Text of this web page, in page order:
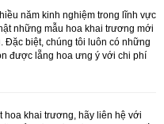
năm kinh nghiệm trong lĩnh vực
những mẫu hoa khai trương mới
Đặc biệt, chúng tôi luôn có những
được lẵng hoa ưng ý với chi phí
hoa khai trương, hãy liên hệ với